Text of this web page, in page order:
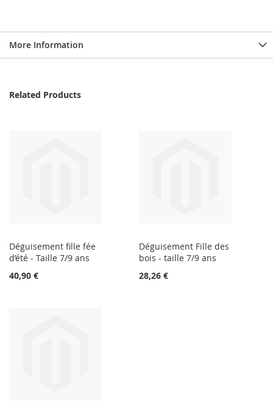
More Information
Related Products
Déguisement fille fée
d’été - Taille 7/9 ans
40,90 €
Déguisement Fille des
bois - taille 7/9 ans
28,26 €